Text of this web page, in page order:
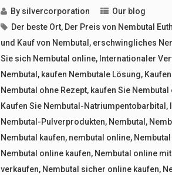
By silvercorporation
Our blog
Der beste Ort, Der Preis von Nembutal
und Kauf von Nembutal , erschwingliches
Sie sich Nembutal online, Internationaler
Nembutal , kaufen Nembutale Lösung,
Nembutal ohne Rezept, kaufen Sie Nembutal
Kaufen Sie Nembutal-Natriumpentobarbital ,
Nembutal-Pulverprodukten, Nembutal ,
Nembutal kaufen, nembutal online,
Nembutal online kaufen, Nembutal online
verkaufen, Nembutal sicher online kaufen,